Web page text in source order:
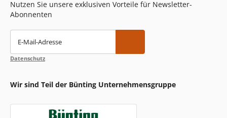
Nutzen Sie unsere exklusiven Vorteile für Newsletter-
Abonnenten
E-Mail-Adresse
Datenschutz
Wir sind Teil der Bünting Unternehmensgruppe